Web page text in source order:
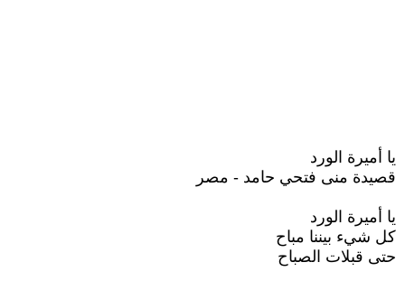
يا أميرة الورد
قصيدة منى فتحي حامد - مصر
يا أميرة الورد
كل شيء بيننا مباح
حتى قبلات الصباح